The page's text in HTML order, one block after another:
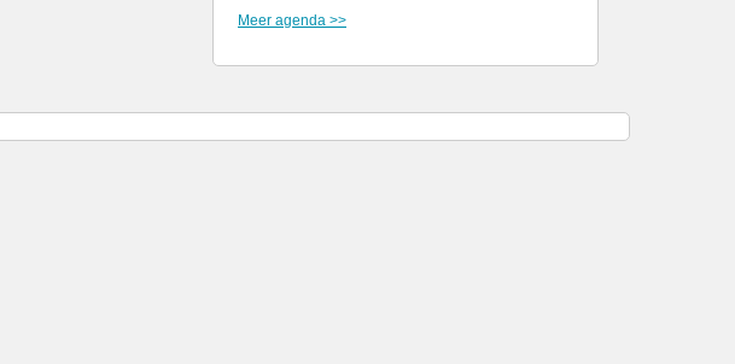
Meer agenda >>